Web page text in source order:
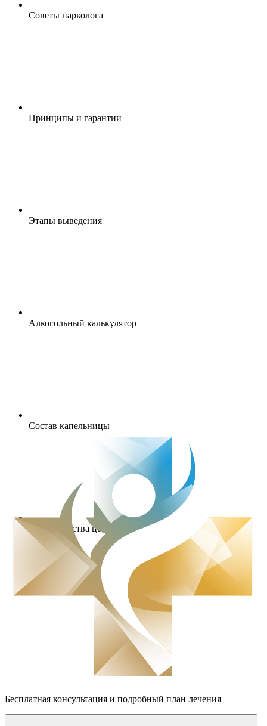
Cоветы нарколога
Принципы и гарантии
Этапы выведения
Алкогольный калькулятор
Состав капельницы
Преимущества центра
Бесплатная консультация и подробный план лечения